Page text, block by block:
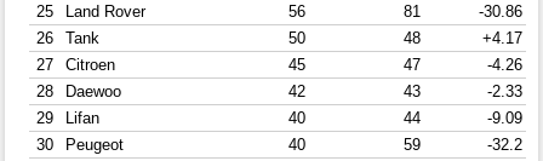
25
Land Rover 56 81
-30.86
26
Tank 50 48
+4.17
27
Citroen 45 47
-4.26
28
Daewoo 42 43
-2.33
29
Lifan 40 44
-9.09
30
Peugeot 40 59
-32.2